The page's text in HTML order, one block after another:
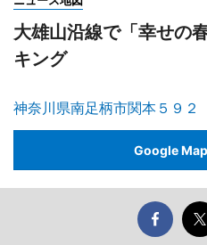
大雄山沿線で「幸せの
キング
神奈川県南足柄市関本５９２
Google